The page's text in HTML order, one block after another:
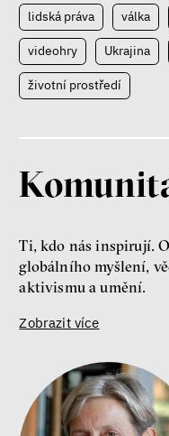
lidská práva válka
videohry Ukrajina
životní prostředí
Ti, kdo nás inspirují.
globálního myšlení,
aktivismu a umění.
Zobrazit více